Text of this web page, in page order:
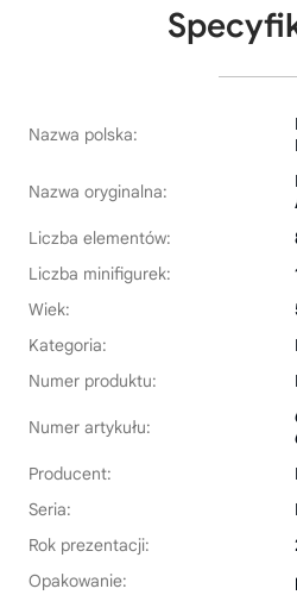
Nazwa polska:
Nazwa oryginalna:
Liczba elementów:
Liczba minifigurek:
Wiek:
Kategoria:
Numer produktu:
Numer artykułu:
Producent:
Seria:
Rok prezentacji:
Opakowanie: